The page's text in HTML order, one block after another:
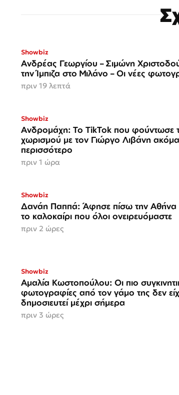
Showbiz
Ανδρέας Γεωργίου – Σιμώνη
την Ίμπιζα στο Μιλάνο – Οι νέες
πριν 19 λεπτά
Showbiz
Ανδρομάχη: Το TikTok που φούντωσε
χωρισμού με τον Γιώργο Λιβάνη ακόμα
περισσότερο
πριν 1 ώρα
Showbiz
Δανάη Παππά: Άφησε πίσω την Αθήνα
το καλοκαίρι που όλοι ονειρευόμαστε
πριν 2 ώρες
Showbiz
Αμαλία Κωστοπούλου: Οι πιο
φωτογραφίες από τον γάμο της δεν
δημοσιευτεί μέχρι σήμερα
πριν 3 ώρες